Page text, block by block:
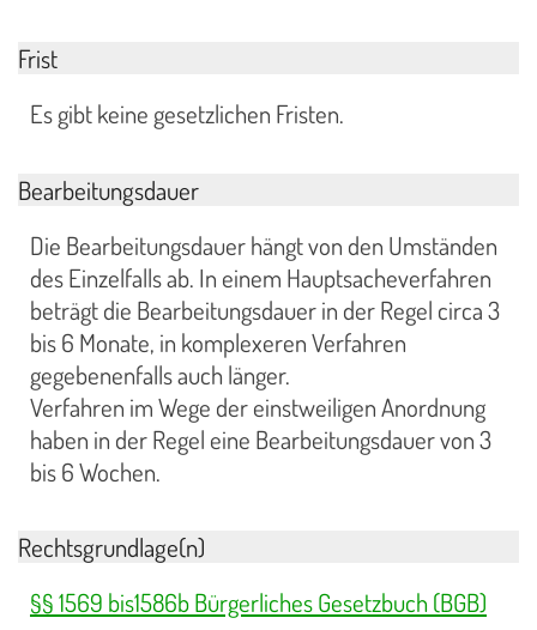
Frist
Es gibt keine gesetzlichen Fristen.
Bearbeitungsdauer
Die Bearbeitungsdauer hängt von den Umständen
des Einzelfalls ab. In einem Hauptsacheverfahren
beträgt die Bearbeitungsdauer in der Regel circa 3
bis 6 Monate, in komplexeren Verfahren
gegebenenfalls auch länger.
Verfahren im Wege der einstweiligen Anordnung
haben in der Regel eine Bearbeitungsdauer von 3
bis 6 Wochen.
Rechtsgrundlage(n)
§§ 1569 bis1586b Bürgerliches Gesetzbuch (BGB)